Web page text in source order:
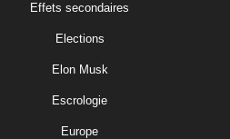
Effets secondaires
Elections
Elon Musk
Escrologie
Europe